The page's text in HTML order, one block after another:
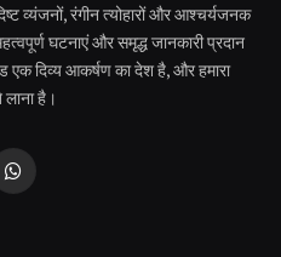
व्यंजनों, रंगीन त्योहारों और आश्चर्यजनक
घटनाएं और समृद्ध जानकारी प्रदान
एक दिव्य आकर्षण का देश है, और हमारा
है।
WhatsApp